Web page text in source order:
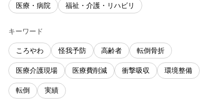
医療・病院 福祉・介護・リハビリ
キーワード
ころやわ 怪我予防 高齢者 転倒骨折
医療介護現場 医療費削減 衝撃吸収 環境整備
転倒 実績